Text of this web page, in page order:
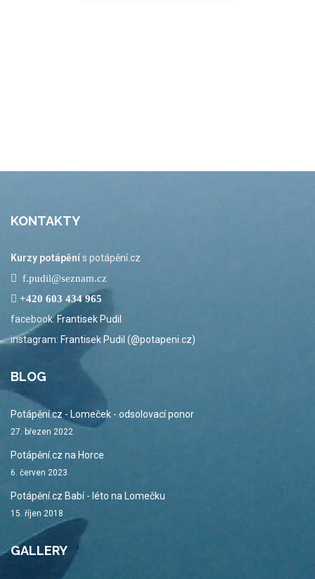
KONTAKTY
Kurzy potápěnís potápění.cz
f.pudil@seznam.cz
+420 603 434 965
facebook: Frantisek Pudil
instagram: Frantisek Pudil (@potapeni.cz)
BLOG
Potápění.cz - Lomeček - odsolovací ponor
27. březen 2022
Potápění.cz na Horce
6. červen 2023
Potápění.cz Babí - léto na Lomečku
15. říjen 2018
GALLERY